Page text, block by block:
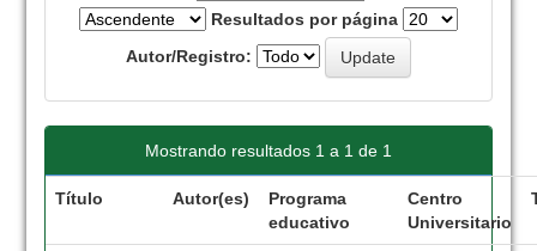
Resultados por página
Autor/Registro:
Mostrando resultados 1 a 1 de 1
Título Autor(es)
Programa
educativo
Centro
Universitario